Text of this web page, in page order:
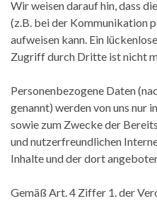
Wir weisen darauf hin, dass
(z.B. bei der Kommunikation
aufweisen kann. Ein
Zugriff durch Dritte ist nicht
Personenbezogene Daten
genannt) werden von uns nur
sowie zum Zwecke der
und nutzerfreundlichen
Inhalte und der dort
Gemäß Art. 4 Ziffer 1. der